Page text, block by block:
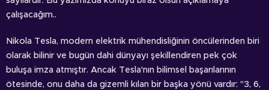
çalışacağım..
Nikola Tesla, modern elektrik mühendisliğinin öncülerinden biri
olarak bilinir ve bugün dahi dünyayı şekillendiren pek çok
buluşa imza atmıştır. Ancak Tesla'nın bilimsel başarılarının
ötesinde, onu daha da gizemli kılan bir başka yönü vardır: "3, 6,